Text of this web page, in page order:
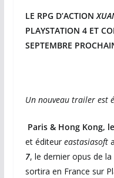
LE RPG D’ACTION
PLAYSTATION 4 ET
SEPTEMBRE
Un nouveau trailer est
Paris & Hong Kong,
et éditeur eastasiasoft
7, le dernier opus de la
sortira en France sur